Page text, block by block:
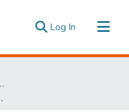
Log In (current)
Derecho Constitucional
Ecuatoriana y la legislación Peruana